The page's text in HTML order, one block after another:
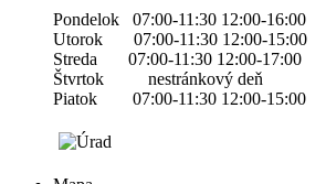
Pondelok 07:00-11:30 12:00-16:00
Utorok 07:00-11:30 12:00-15:00
Streda 07:00-11:30 12:00-17:00
Štvrtok nestránkový deň
Piatok 07:00-11:30 12:00-15:00